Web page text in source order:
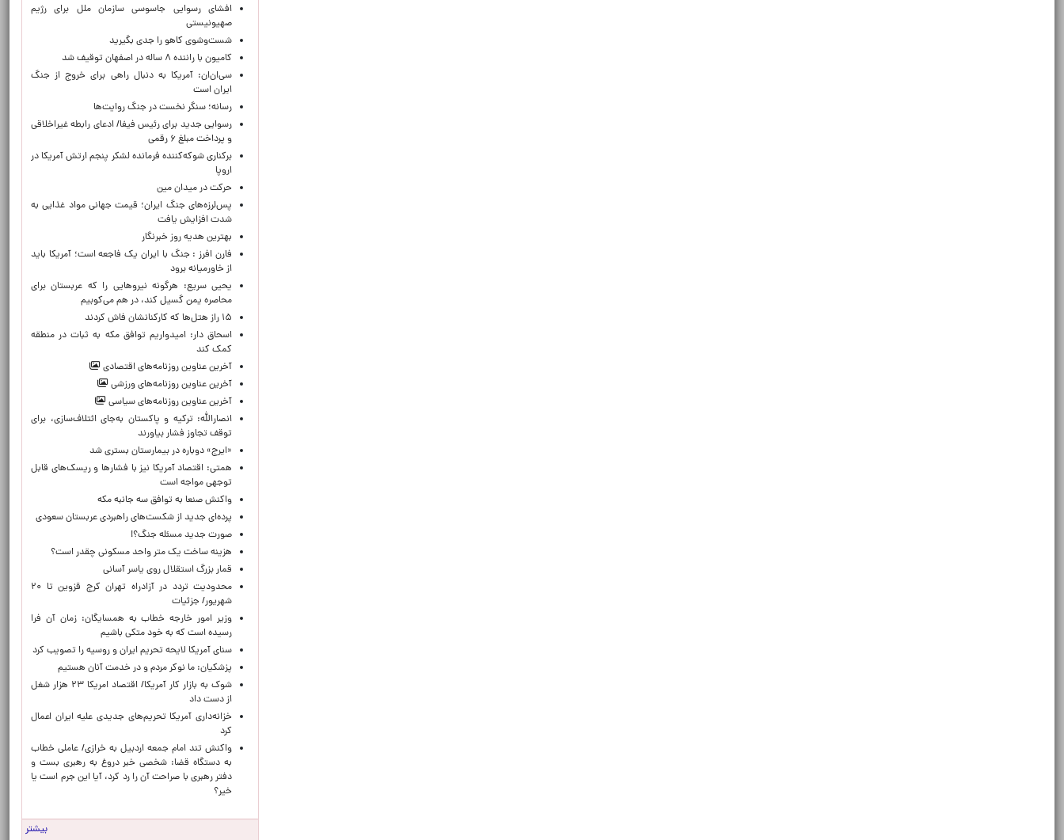
افشای رسوایی جاسوسی سازمان ملل برای رژیم
صهیونیستی
شست‌وشوی کاهو را جدی بگیرید
کامیون با راننده ۸ ساله در اصفهان توقیف شد
سی‌ان‌ان: آمریکا به دنبال راهی برای خروج از جنگ
ایران است
رسانه؛ سنگر نخست در جنگ روایت‌ها
رسوایی جدید برای رئیس فیفا/ ادعای رابطه غیراخلاقی
و پرداخت مبلغ ۶ رقمی
برکناری شوکه‌کننده فرمانده لشکر پنجم ارتش آمریکا در
اروپا
حركت در ميدان مين
پس‌لرزه‌های جنگ ایران؛ قیمت جهانی مواد غذایی به
شدت افزایش یافت
بهترین هدیه روز خبرنگار
فارن افرز : جنگ با ایران یک فاجعه است؛ آمریکا باید
از خاورمیانه برود
یحیی سریع: هرگونه نیروهایی را که عربستان برای
محاصره یمن گسیل کند، در هم می‌کوبیم
۱۵ راز هتل‌ها که کارکنانشان فاش کردند
اسحاق دار: امیدواریم توافق مکه به ثبات در منطقه
کمک کند
آخرین عناوین روزنامه‌های اقتصادی
آخرین عناوین روزنامه‌های ورزشی
آخرین عناوین روزنامه‌های سیاسی
انصارالله: ترکیه و پاکستان به‌جای ائتلاف‌سازی، برای
توقف تجاوز فشار بیاورند
«ایرج» دوباره در بیمارستان بستری شد
همتی: اقتصاد آمریکا نیز با فشارها و ریسک‌های قابل
توجهی مواجه است
واکنش صنعا به توافق سه جانبه مکه
پرده‌ای جدید از شکست‌های راهبردی عربستان سعودی
صورت جدید مسئله جنگ؟!
هزینه ساخت یک متر واحد مسکونی چقدر است؟
قمار بزرگ استقلال روی یاسر آسانی
محدودیت تردد در آزادراه تهران کرج قزوین تا ۲۰
شهریور/ جزئیات
وزیر امور خارجه خطاب به همسایگان: زمان آن فرا
رسیده است که به خود متکی باشیم
سنای آمریکا لایحه تحریم ایران و روسیه را تصویب کرد
پزشکیان: ما نوکر مردم و در خدمت آنان هستیم
شوک به بازار کار آمریکا/ اقتصاد امریکا ۲۳ هزار شغل
از دست داد
خزانه‌داری آمریکا تحریم‌های جدیدی علیه ایران اعمال
کرد
واکنش تند امام جمعه اردبیل به خرازی/ عاملی خطاب
به دستگاه قضا: شخصی خبر دروغ به رهبری بست و
دفتر رهبری با صراحت آن را رد کرد، آیا این جرم است یا
خیر؟
بیشتر